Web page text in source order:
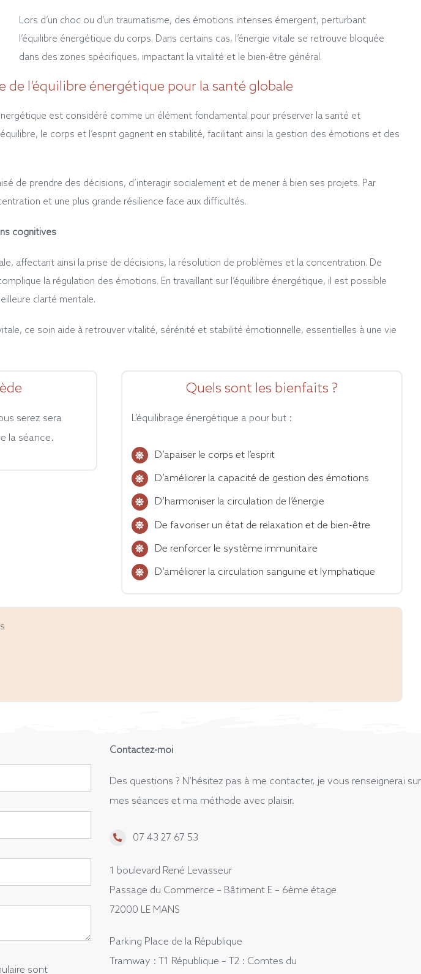
Lors d’un choc ou d’un traumatisme, des émotions intenses émergent, perturbant
l’équilibre énergétique du corps. Dans certains cas, l’énergie vitale se retrouve bloquée
dans des zones spécifiques, impactant la vitalité et le bien-être général.
de l’équilibre énergétique pour la santé globale
est considéré comme un élément fondamental pour préserver la santé et
le corps et l’esprit gagnent en stabilité, facilitant ainsi la gestion des émotions et des
de prendre des décisions, d’interagir socialement et de mener à bien ses projets. Par
et une plus grande résilience face aux difficultés.
cognitives
affectant ainsi la prise de décisions, la résolution de problèmes et la concentration. De
la régulation des émotions. En travaillant sur l’équilibre énergétique, il est possible
clarté mentale.
ce soin aide à retrouver vitalité, sérénité et stabilité émotionnelle, essentielles à une vie
serez sera
la séance.
Quels sont les bienfaits ?
L’équilibrage énergétique a pour but :
D’apaiser le corps et l’esprit
D’améliorer la capacité de gestion des émotions
D’harmoniser la circulation de l’énergie
De favoriser un état de relaxation et de bien-être
De renforcer le système immunitaire
D’améliorer la circulation sanguine et lymphatique
sont
Contactez-moi
Des questions ? N’hésitez pas à me contacter, je vous renseignerai sur
mes séances et ma méthode avec plaisir.
07 43 27 67 53
1 boulevard René Levasseur
Passage du Commerce – Bâtiment E – 6ème étage
72000 LE MANS
Parking Place de la République
Tramway : T1 République – T2 : Comtes du